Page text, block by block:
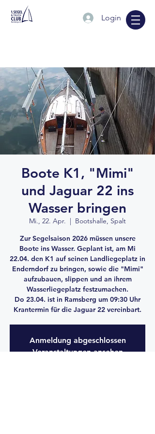
Login
Boote K1, "Mimi"
und Jaguar 22 ins
Wasser bringen
Mi., 22. Apr.
  |
Bootshalle, Spalt
Zur Segelsaison 2026 müssen unsere
Boote ins Wasser. Geplant ist, am Mi
22.04. den K1 auf seinen Landliegeplatz in
Enderndorf zu bringen, sowie die "Mimi"
aufzubauen, slippen und an ihrem
Wasserliegeplatz festzumachen.
Do 23.04. ist in Ramsberg um 09:30 Uhr
Krantermin für die Jaguar 22 vereinbart.
Anmeldung abgeschlossen
Veranstaltungen ansehen